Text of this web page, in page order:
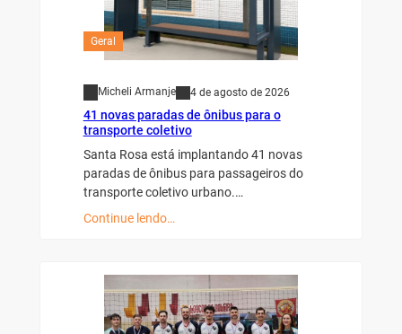
Geral
Micheli Armanje 4 de agosto de 2026
41 novas paradas de ônibus para o
transporte coletivo
Santa Rosa está implantando 41 novas
paradas de ônibus para passageiros do
transporte coletivo urbano.…
Continue lendo…